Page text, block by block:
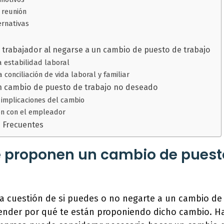
al negarse a un cambio de puesto de trabajo
estabilidad laboral
conciliación de vida laboral y familiar
cambio de puesto de trabajo no deseado
del cambio
con el empleador
Frecuentes
proponen un cambio de
cuestión de si puedes o no negarte a un cambio
por qué te están proponiendo dicho cambio.